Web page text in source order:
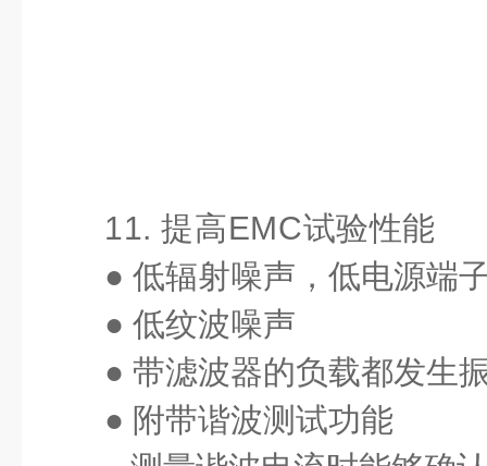
11. 提高EMC试验性能
● 低辐射噪声，低电源端
● 低纹波噪声
● 带滤波器的负载都发生
● 附带谐波测试功能